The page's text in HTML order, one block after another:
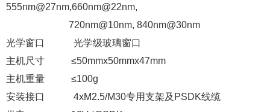
555nm@27nm,660nm@22nm,
720nm@10nm, 840nm@30nm
光学窗口 光学级玻璃窗口
主机尺寸 ≤50mmx50mmx47mm
主机重量 ≤100g
安装接口 4xM2.5/M30专用支架及PSDK线缆